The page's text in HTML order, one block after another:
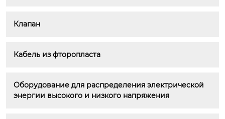
Клапан
Кабель из фторопласта
Оборудование для распределения электрической
энергии высокого и низкого напряжения